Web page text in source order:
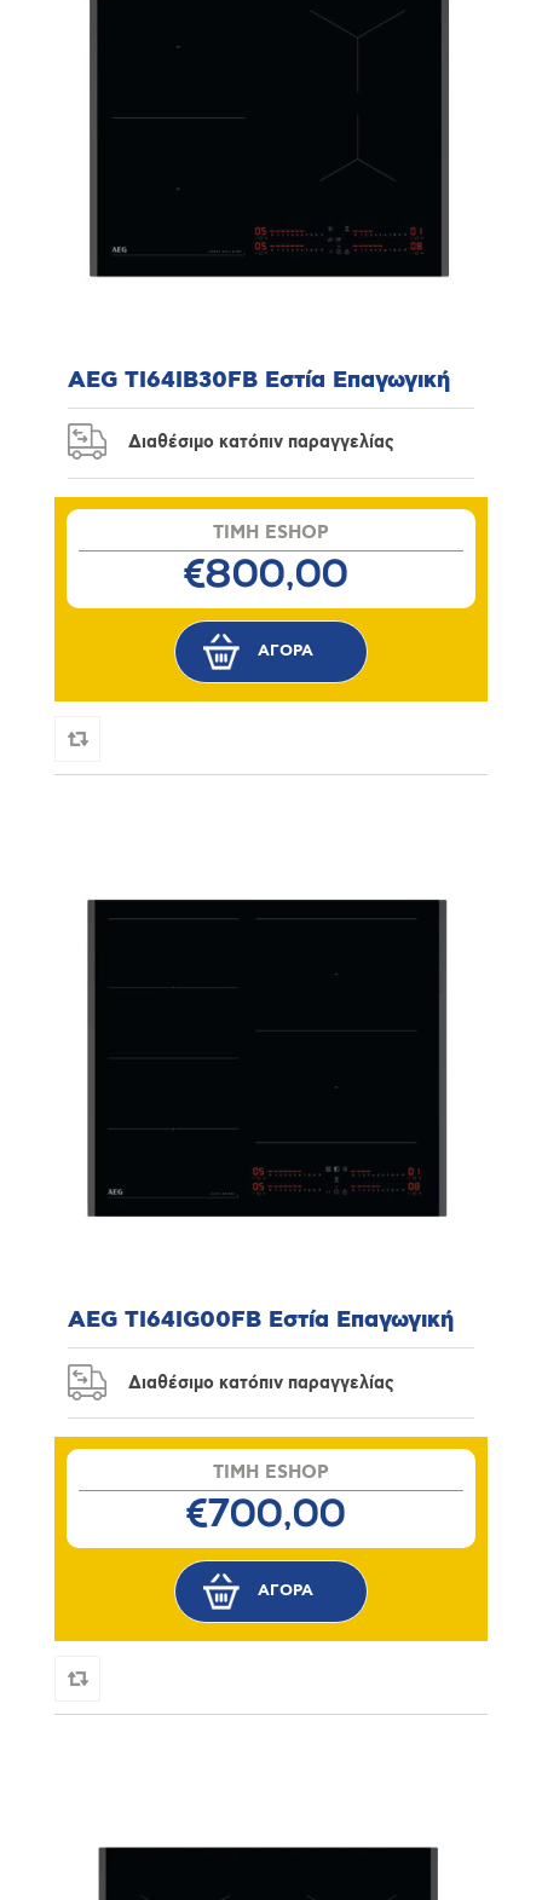
AEG TI64IB30FB Εστία Επαγωγική
Διαθέσιμο κατόπιν παραγγελίας
TIMH ESHOP
€800,00
AEG TI64IG00FB Εστία Επαγωγική
Διαθέσιμο κατόπιν παραγγελίας
TIMH ESHOP
€700,00